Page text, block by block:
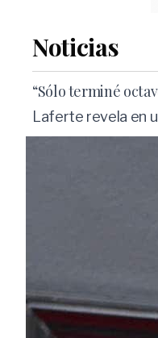
Noticias
“Sólo terminé
Laferte revela en